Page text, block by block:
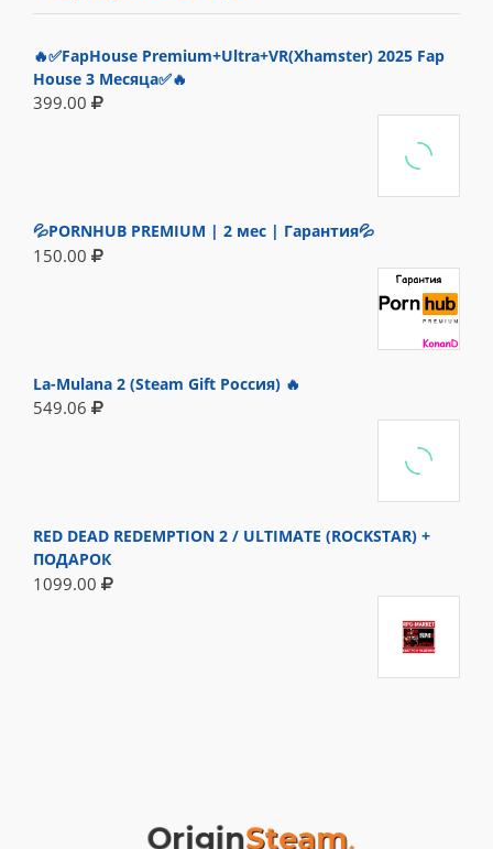
🔥✅FapHouse Premium+Ultra+VR(Xhamster) 2025 Fap
House 3 Месяца✅🔥
399.00
💦PORNHUB PREMIUM | 2 мес | Гарантия💦
150.00
La-Mulana 2 (Steam Gift Россия) 🔥
549.06
RED DEAD REDEMPTION 2 / ULTIMATE (ROCKSTAR) +
ПОДАРОК
1099.00